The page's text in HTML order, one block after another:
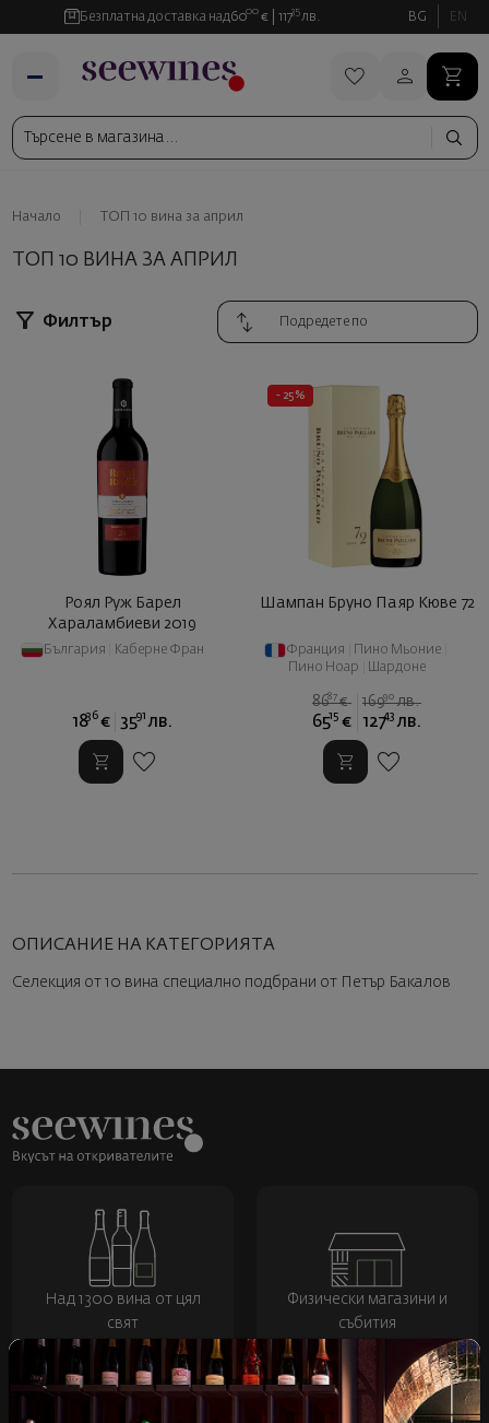
Безплатна доставка над6000 € 11735 лв. BG EN
Начало ТОП 10 вина за април
ТОП 10 ВИНА ЗА АПРИЛ
Филтър
Роял Руж Барел
Хараламбиеви 2019
България Каберне Фран
1836 € 3591 лв.
- 25%
Шампан Бруно Паяр Кюве 72
Франция Пино Мьоние
Пино Ноар
Шардоне
8687 € 16990 лв.
6515 € 12743 лв.
ОПИСАНИЕ НА КАТЕГОРИЯТА
Селекция от 10 вина специално подбрани от Петър Бакалов
Над 1300 вина от цял
свят
Физически магазини и
събития